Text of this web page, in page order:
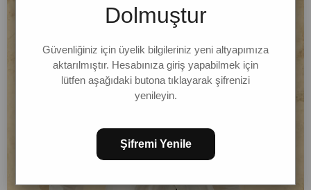
Dolmuştur
Güvenliğiniz için üyelik bilgileriniz yeni altyapımıza
aktarılmıştır. Hesabınıza giriş yapabilmek için
lütfen aşağıdaki butona tıklayarak şifrenizi
yenileyin.
Şifremi Yenile